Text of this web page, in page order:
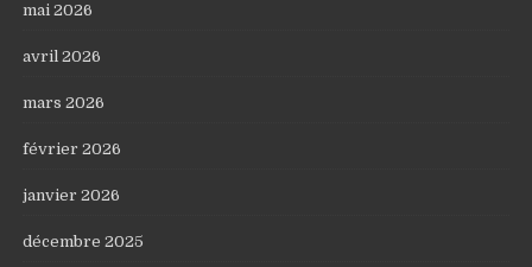
mai 2026
avril 2026
mars 2026
février 2026
janvier 2026
décembre 2025